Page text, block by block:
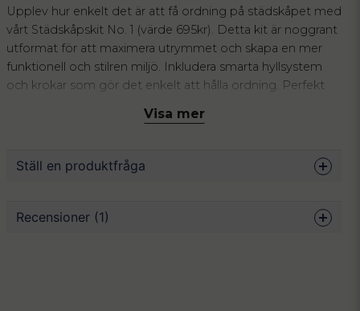
Upplev hur enkelt det är att få ordning på städskåpet med
vårt Städskåpskit No. 1 (värde 695kr). Detta kit är noggrant
utformat för att maximera utrymmet och skapa en mer
funktionell och stilren miljö. Inkludera smarta hyllsystem
och krokar som gör det enkelt att hålla ordning. Perfekt
rengöringsmedel. I detta paket ingår det lilla medicinlådan.
- Eleganta lösningar som passar alla hem
Visa mer
Ställ en produktfråga
question
Fråga oss något om denna produkten...
Recensioner (1)